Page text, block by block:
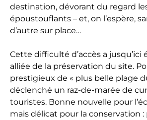
destination, dévorant du regard
époustouflants – et, on l’espère,
d’autre sur place…
Cette difficulté d’accès a jusqu’ici
alliée de la préservation du site.
prestigieux de « plus belle plage
déclenché un raz-de-marée de
touristes. Bonne nouvelle pour
mais délicat pour la conservation :